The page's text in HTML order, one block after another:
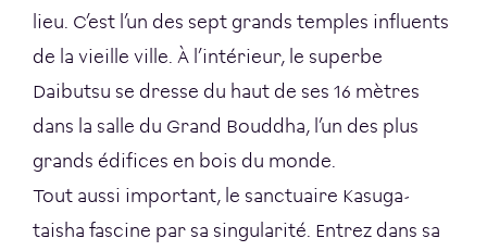
lieu. C’est l’un des sept grands temples influents
de la vieille ville. À l’intérieur, le superbe
Daibutsu se dresse du haut de ses 16 mètres
dans la salle du Grand Bouddha, l’un des plus
grands édifices en bois du monde.
Tout aussi important, le sanctuaire Kasuga-
taisha fascine par sa singularité. Entrez dans sa